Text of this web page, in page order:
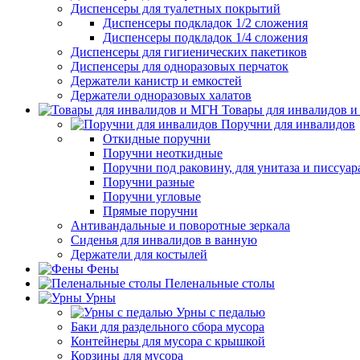
Диспенсеры для туалетных покрытий
Диспенсеры подкладок 1/2 сложения
Диспенсеры подкладок 1/4 сложения
Диспенсеры для гигиенических пакетиков
Диспенсеры для одноразовых перчаток
Держатели канистр и емкостей
Держатели одноразовых халатов
Товары для инвалидов
Поручни для инвалидов
Откидные поручни
Поручни неоткидные
Поручни под раковину, для унитаза и
Поручни разные
Поручни угловые
Прямые поручни
Антивандальные и поворотные зеркала
Сиденья для инвалидов в ванную
Держатели для костылей
Фены
Пеленальные столы
Урны
Урны с педалью
Баки для раздельного сбора мусора
Контейнеры для мусора с крышкой
Корзины для мусора